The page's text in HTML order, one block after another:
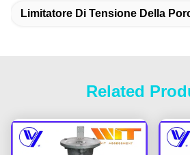
Limitatore Di Tensione Della
Related